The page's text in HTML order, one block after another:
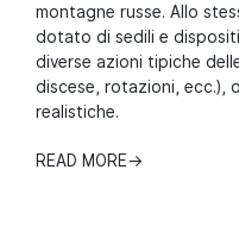
montagne russe. Allo
dotato di sedili e
diverse azioni tipiche
discese, rotazioni, ecc.),
realistiche.
READ MORE→